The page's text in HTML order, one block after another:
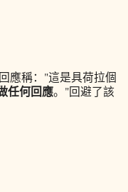
應稱："這是具荷拉個
任何回應。"回避了該